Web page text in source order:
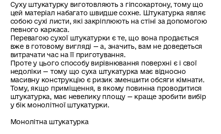
Суху штукатурку виготовляють з гіпсокартону, тому що
цей матеріал набагато швидше сохне. Штукатурка являє
собою сухі листи, які закріплюють на стіні за допомогою
певного каркаса.
Перевагою сухої штукатурки є те, що вона продається
вже в готовому вигляді — а, значить, вам не доведеться
витрачати час на її приготування.
Проте у цього способу вирівнювання поверхні є і свої
недоліки — тому що суха штукатурка має відносно
масивну конструкцію є ризик зменшити обсяги кімнати.
Тому, якщо приміщення, в якому повинна проводитися
штукатурка, має невелику площу — краще зробити вибір
у бік монолітної штукатурки.
Монолітна штукатурка